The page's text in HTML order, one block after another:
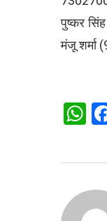
पुष्कर
मंजू शर्मा